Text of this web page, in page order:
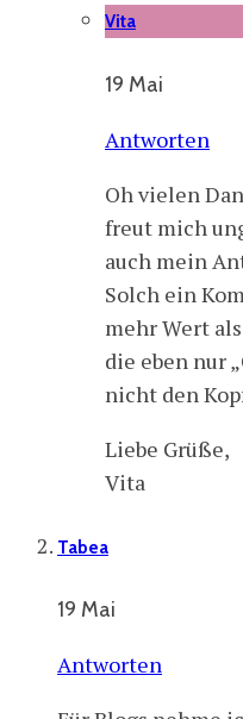
Vita
19 Mai
Antworten
Oh vielen
freut mich
auch mein
Solch ein
mehr Wert
die eben nur
nicht den
Liebe Grüße,
Vita
Tabea
19 Mai
Antworten